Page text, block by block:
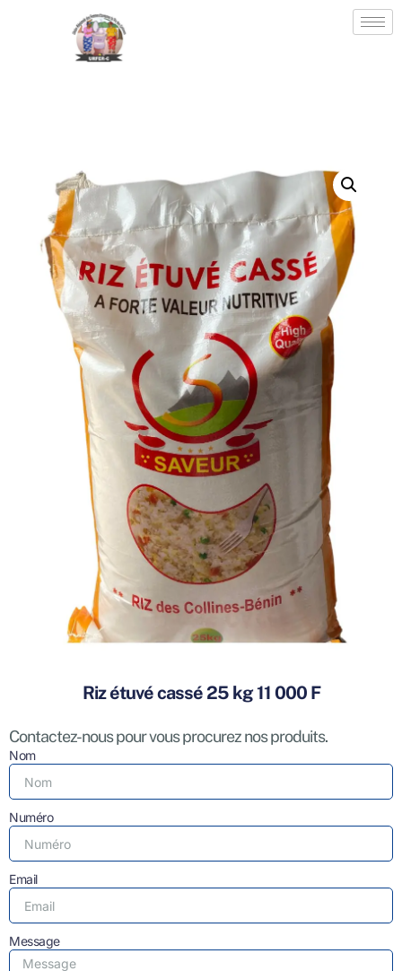
Riz étuvé cassé 25 kg 11 000 F
Contactez-nous pour vous procurez nos produits.
Nom
Numéro
Email
Message